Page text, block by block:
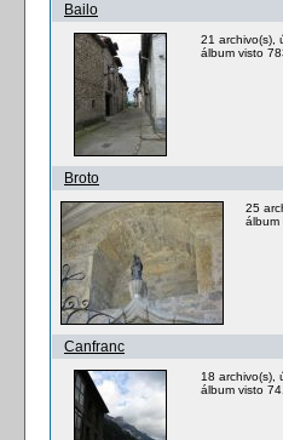
Bailo
21 archivo(s),
álbum visto
Broto
25
álbum
Canfranc
18 archivo(s),
álbum visto